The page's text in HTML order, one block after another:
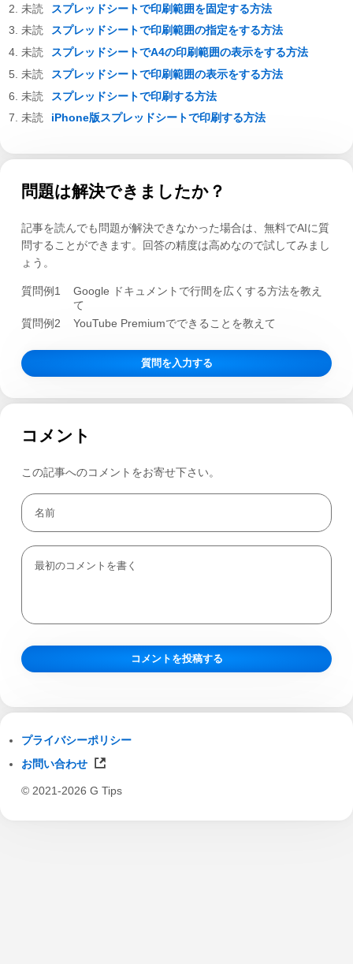
スプレッドシートで印刷範囲を固定する方法
スプレッドシートで印刷範囲の指定をする方法
スプレッドシートでA4の印刷範囲の表示をする方法
スプレッドシートで印刷範囲の表示をする方法
スプレッドシートで印刷する方法
iPhone版スプレッドシートで印刷する方法
問題は解決できましたか？
記事を読んでも問題が解決できなかった場合は、無料でAIに質
問することができます。回答の精度は高めなので試してみまし
ょう。
質問例1
Google ドキュメントで行間を広くする方法を教え
て
質問例2
YouTube Premiumでできることを教えて
質問を入力する
コメント
この記事へのコメントをお寄せ下さい。
プライバシーポリシー
お問い合わせ
© 2021-2026 G Tips